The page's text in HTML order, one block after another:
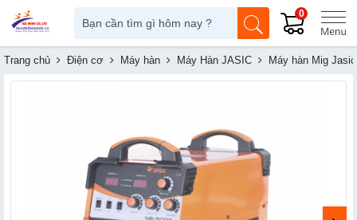
0
Trang chủ Điện cơ Máy hàn Máy Hàn JASIC Máy hàn Mig Jasic